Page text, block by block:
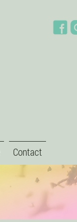
Contact